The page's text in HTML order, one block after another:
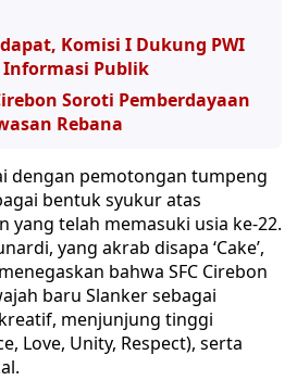
Komisi I Dukung PWI
Publik
Soroti Pemberdayaan
Rebana
dengan pemotongan tumpeng
bentuk syukur atas
yang telah memasuki usia ke-22.
yang akrab disapa ‘Cake’,
bahwa SFC Cirebon
baru Slanker sebagai
menjunjung tinggi
Love, Unity, Respect), serta